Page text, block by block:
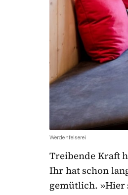
Werdenfelserei
Treibende Kraft
Ihr hat schon
gemütlich. »Hier